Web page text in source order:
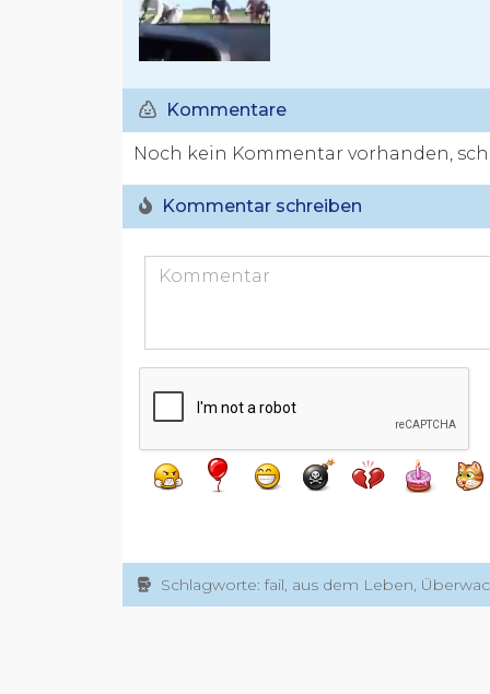
Kommentare
Noch kein Kommentar vorhanden,
Kommentar schreiben
Schlagworte: fail, aus dem Leben,